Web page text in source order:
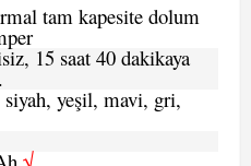
tam kapesite dolum
15 saat 40 dakikaya
siyah, yeşil, mavi, gri,